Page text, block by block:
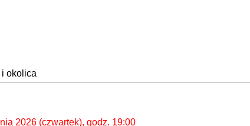
i okolica
2026 (czwartek), godz. 19:00